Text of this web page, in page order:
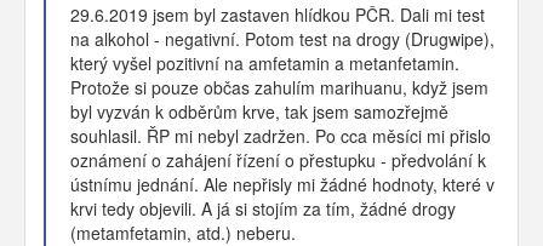
29.6.2019 jsem byl zastaven hlídkou PČR. Dali mi test
na alkohol - negativní. Potom test na drogy (Drugwipe),
který vyšel pozitivní na amfetamin a metanfetamin.
Protože si pouze občas zahulím marihuanu, když jsem
byl vyzván k odběrům krve, tak jsem samozřejmě
souhlasil. ŘP mi nebyl zadržen. Po cca měsíci mi přislo
oznámení o zahájení řízení o přestupku - předvolání k
ústnímu jednání. Ale nepřisly mi žádné hodnoty, které v
krvi tedy objevili. A já si stojím za tím, žádné drogy
(metamfetamin, atd.) neberu.